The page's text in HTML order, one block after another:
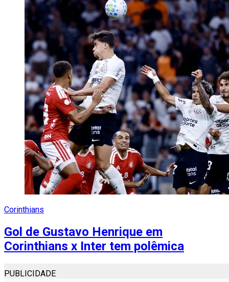
Corinthians
Gol de Gustavo Henrique em
Corinthians x Inter tem polêmica
PUBLICIDADE